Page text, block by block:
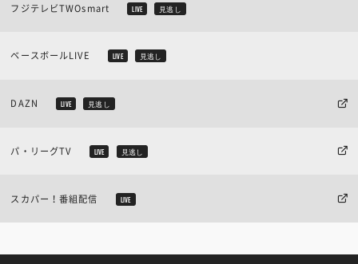
フジテレビTWOsmart LIVE 見逃し
ベースボールLIVE LIVE 見逃し
DAZN LIVE 見逃し
パ・リーグTV LIVE 見逃し
スカパー！番組配信 LIVE